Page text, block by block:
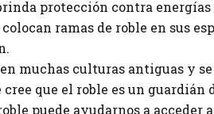
protección contra
ramas de roble en sus
muchas culturas antiguas y
que el roble es un guardián
puede ayudarnos a